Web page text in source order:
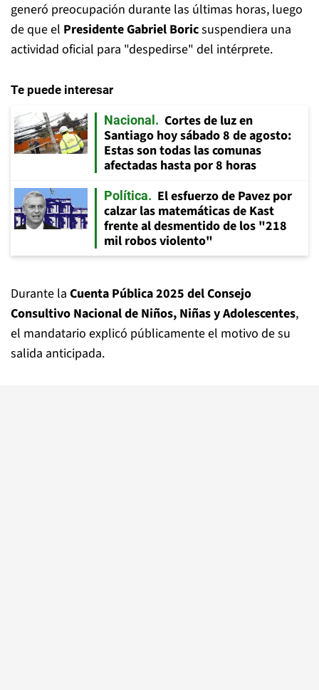
generó preocupación durante las últimas horas, luego
de que el Presidente Gabriel Boricsuspendiera una
actividad oficial para "despedirse" del intérprete.
Te puede interesar
Nacional
Cortes de luz en
Santiago hoy sábado 8 de agosto:
Estas son todas las comunas
afectadas hasta por 8 horas
Política
El esfuerzo de Pavez por
calzar las matemáticas de Kast
frente al desmentido de los "218
mil robos violento"
Durante la Cuenta Pública 2025 del Consejo
Consultivo Nacional de Niños, Niñas y Adolescentes,
el mandatario explicó públicamente el motivo de su
salida anticipada.